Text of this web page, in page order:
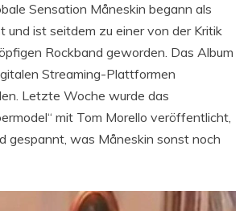
Sensation Måneskin begann als
und ist seitdem zu einer von der Kritik
Rockband geworden. Das Album
Streaming-Plattformen
Letzte Woche wurde das
mit Tom Morello veröffentlicht,
gespannt, was Måneskin sonst noch